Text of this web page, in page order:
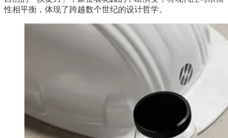
性相平衡，体现了跨越数个世纪的设计哲学。